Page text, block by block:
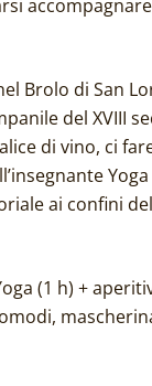
Brolo di San
del XVIII
di vino, ci
ai confini
(1 h) +